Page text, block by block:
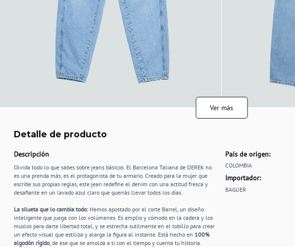
Ver más
Detalle de producto
Descripción
Olvida todo lo que sabes sobre jeans básicos. El Barcelona Taliana de DEREK no
es una prenda más, es el protagonista de tu armario. Creado para la mujer que
escribe sus propias reglas, este jean redefine el denim con una actitud fresca y
desafiante en un lavado azul claro que querrás llevar todos los días.
La silueta que lo cambia todo: Hemos apostado por el corte Barrel, un diseño
inteligente que juega con los volúmenes. Es amplio y cómodo en la cadera y los
muslos para darte libertad total, y se estrecha sutilmente en el tobillo para crear
un efecto visual que estiliza y alarga la figura al instante. Está hecho en 100%
algodón rígido, de ese que se amolda a ti con el tiempo y cuenta tu historia.
País de origen:
COLOMBIA
Importador:
BAGUER